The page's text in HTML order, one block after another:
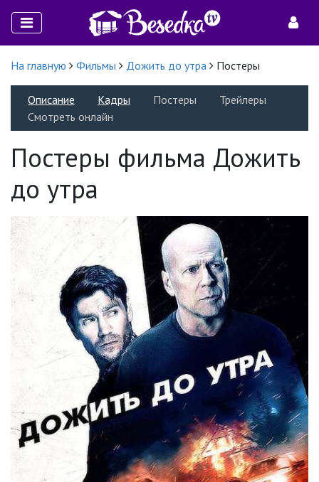
На главную Фильмы Дожить до утра Постеры
Описание Кадры Постеры
Трейлеры
Смотреть онлайн
Постеры фильма Дожить
до утра